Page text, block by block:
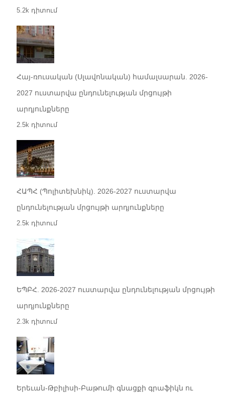
5.2k դիտում
Հայ-ռուսական (Սլավոնական) համալսարան. 2026-
2027 ուստարվա ընդունելության մրցույթի
արդյունքները
2.5k դիտում
ՀԱՊՀ (Պոլիտեխնիկ). 2026-2027 ուստարվա
ընդունելության մրցույթի արդյունքները
2.5k դիտում
ԵՊԲՀ. 2026-2027 ուստարվա ընդունելության մրցույթի
արդյունքները
2.3k դիտում
Երեւան-Թբիլիսի-Բաթումի գնացքի գրաֆիկն ու